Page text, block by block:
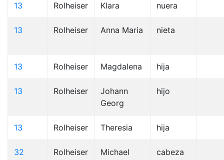
13 Rolheiser Klara nuera
13 Rolheiser Anna Maria nieta
13 Rolheiser Magdalena hija
13 Rolheiser
Johann
Georg
hijo
13 Rolheiser Theresia hija
32 Rolheiser Michael cabeza